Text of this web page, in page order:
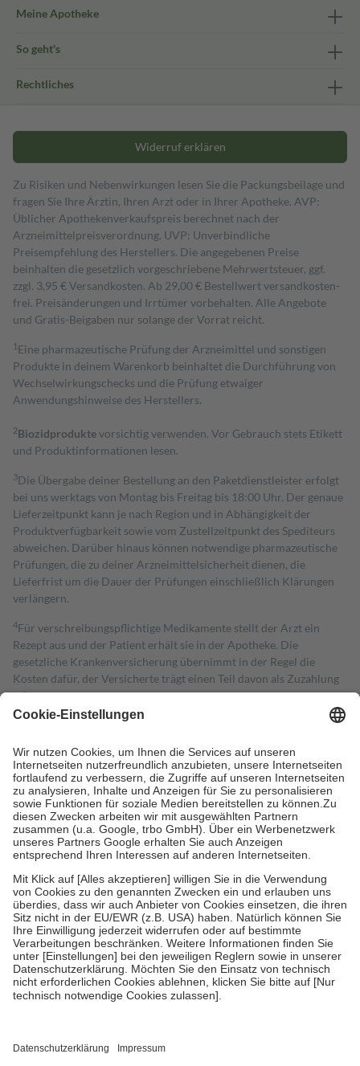
Meine Apotheke
So geht's
Rechtliches
Widerruf erklären
Zu Risiken und Nebenwirkungen lesen Sie die Packungsbeilage und
fragen Sie Ihre Ärztin, Ihren Arzt oder in Ihrer Apotheke. AVP:
Üblicher Apothekenverkaufspreis berechnet nach der
Arzneimittelpreisverordnung. UVP: Unverbindliche
Preisempfehlung des Herstellers. Die angegebenen Preise
beinhalten die gesetzlich vorgeschriebene Mehrwertsteuer, ggf.
zzgl. 3,95 € Versandkosten. Ab 29,00 € Bestell­wert versand­kosten­
frei. Preisänderungen und Irrtümer vorbehalten. Alle Angebote
und Gratis-Beigaben nur solange der Vorrat reicht.
1 Eine pharmazeutische Prüfung der Arzneimittel und sonstigen
Produkte in deinem Warenkorb beinhaltet die Durchführung von
Wechselwirkungschecks und die Prüfung etwaiger
Anwendungshinweise des Herstellers.
2Biozidproduktevorsichtig verwenden. Vor Gebrauch stets Etikett
und Produktinformationen lesen.
3Die Übergabe deiner Bestellung an den Paketdienstleister erfolgt
bei uns werktags von Montag bis Freitag bis 18:00 Uhr. Der genaue
Lieferzeitpunkt kann je nach Region und in Abhängigkeit der
Produktverfügbarkeit sowie vom Zustellzeitpunkt des Spediteurs
abweichen. Darüber hinaus können notwendige pharmazeutische
Prüfungen, die zu deiner Arzneimittelsicherheit dienen, die
Lieferfrist um die Dauer der Prüfungen einschließlich Klärungen
verlängern.
4Für verschreibungspflichtige Medikamente stellt der Arzt ein
Rezept aus und der Patient erhält sie in der Apotheke. Die
gesetzliche Krankenversicherung übernimmt in der Regel die
Kosten dafür, der Versicherte trägt einen Teil davon als Zuzahlung
mit.
Grundsätzlich leisten Mitglieder Zuzahlungen in Höhe von zehn
höchstens zehn Euro.
Es sind jedoch nie mehr als die tatsächlichen
Kosten der Leistung zu entrichten.
Diese Regeln gelten grundsätzlich auch für Online-Apotheken.
Bei Heilmitteln und häuslicher Krankenpflege beträgt die
Zuzahlung zehn Prozent der Kosten sowie zehn Euro je
Verordnung.
Um das Engagement der Versicherten für ihre eigene Gesundheit zu
stärken und die besondere Stellung der Familie zu unterstützen,
fallenkeine Zuzahlungenan bei:
• Kindern und Jugendlichen bis zum vollendeten 18. Lebensjahr
mit Ausnahme der Fahrkosten
• Untersuchungen zur Vorsorge und Früherkennung, die von der
GKV getragen werden
• empfohlenen Schutzimpfungen
• Harn- und Blutteststreifen
getroffen, um sicherzustellen, dass es sich um echte Bewertungen